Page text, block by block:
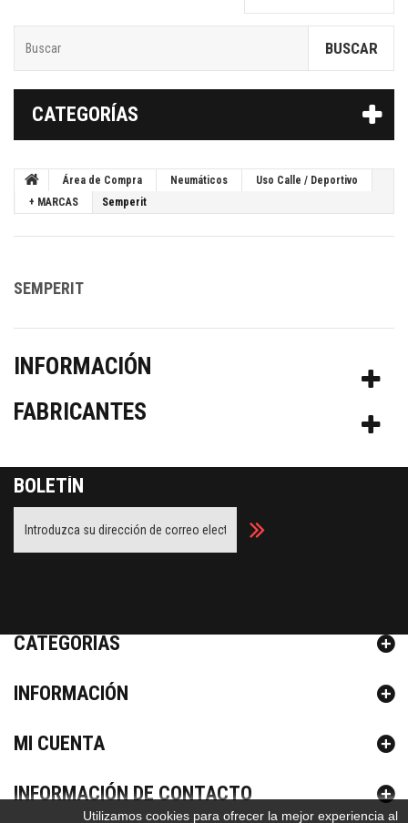
BUSCAR
CATEGORÍAS
Área de Compra Neumáticos
Uso Calle / Deportivo
+ MARCAS
Semperit
SEMPERIT
INFORMACIÓN
FABRICANTES
BOLETÍN
CATEGORÍAS
INFORMACIÓN
MI CUENTA
INFORMACIÓN DE CONTACTO
Utilizamos cookies para ofrecer la mejor experiencia al